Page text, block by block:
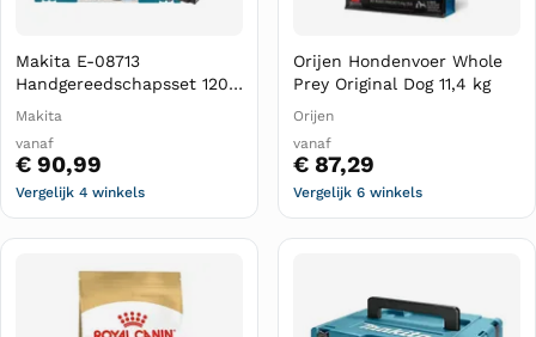
Makita E-08713
Handgereedschapsset 120-
delig in Mbox
Makita
vanaf
€ 90,99
Vergelijk 4 winkels
Orijen Hondenvoer Whole
Prey Original Dog 11,4 kg
Orijen
vanaf
€ 87,29
Vergelijk 6 winkels